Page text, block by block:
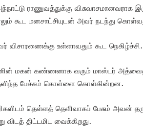
ராணுவத்துக்கு விசுவாசமானவராக
கூட மனசாட்சியுடன் அவர் நடந்து
உள்ளாவதும் கூட நெகிழ்ச்சி.
மகன் கண்ணனாக வரும் மாஸ்டர் அத்வைத்
பேச்சும் கொள்ளை கொள்கின்றன.
தெள்ளத் தெளிவாகப் பேசும் அவன்
திட்டமிட வைக்கிறது.